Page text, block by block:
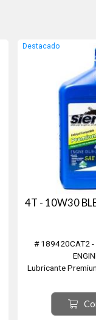
Destacado
4T - 10W30
# 189420CAT2 -
Lubricante
motores fuera
enfriados a agua
el. Diseñado